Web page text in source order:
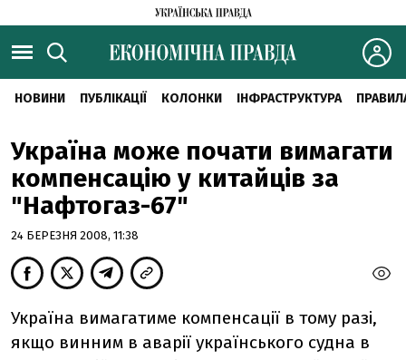
НОВИНИ ПУБЛІКАЦІЇ КОЛОНКИ ІНФРАСТРУКТУРА
Україна може почати вимагати
компенсацію у китайців за
"Нафтогаз-67"
24 БЕРЕЗНЯ 2008, 11:38
Україна вимагатиме компенсації в тому разі,
якщо винним в аварії українського судна в